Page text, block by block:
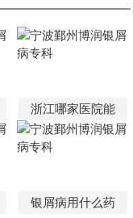
浙江哪家医院能
银屑病用什么药